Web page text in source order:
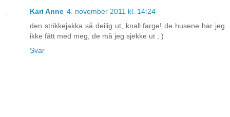
Kari Anne 4. november 2011 kl. 14:24
den strikkejakka så deilig ut, knall farge! de husene har jeg
ikke fått med meg, de må jeg sjekke ut ; )
Svar